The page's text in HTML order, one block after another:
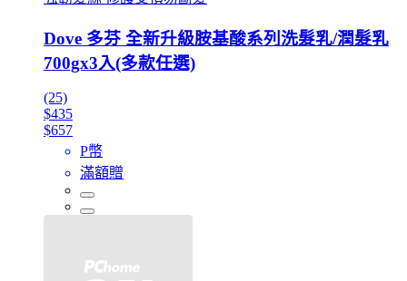
Dove 多芬 全新升級胺基酸系列洗髮乳/潤髮乳
700gx3入(多款任選)
(25)
$435
$657
P幣
滿額贈